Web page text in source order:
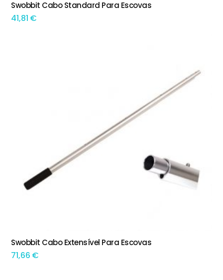
ADICIONAR
Swobbit Cabo Standard Para Escovas
41,81 €
ADICIONAR
Swobbit Cabo Extensível Para Escovas
71,66 €